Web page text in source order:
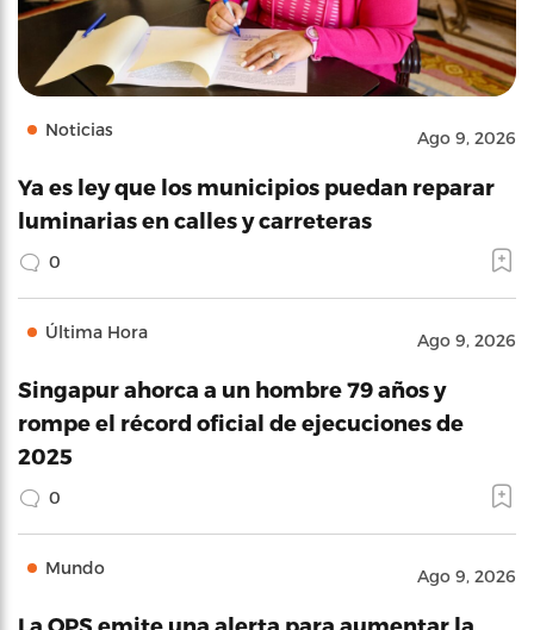
Noticias Ago 9, 2026
Ya es ley que los municipios puedan reparar
luminarias en calles y carreteras
0
Última Hora Ago 9, 2026
Singapur ahorca a un hombre 79 años y
rompe el récord oficial de ejecuciones de
2025
0
Mundo Ago 9, 2026
La OPS emite una alerta para aumentar la